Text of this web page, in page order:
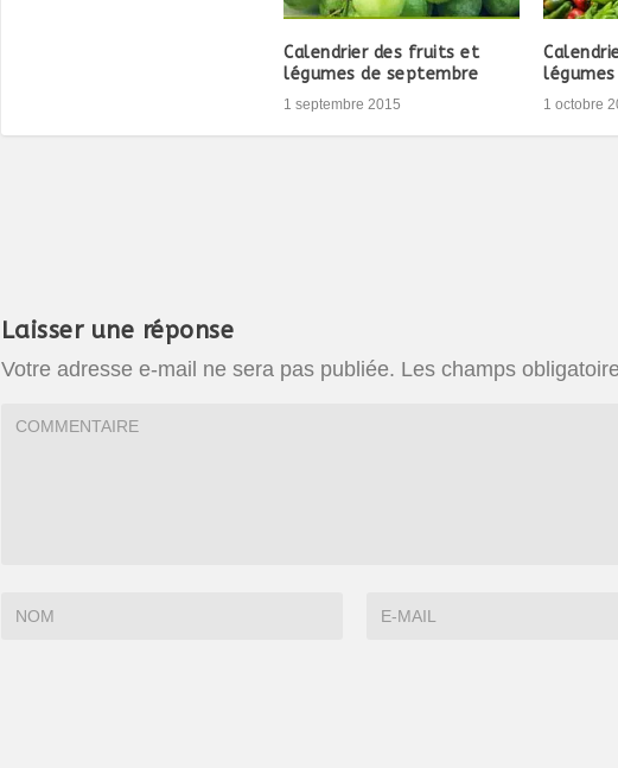
Calendrier des fruits et
légumes de septembre
1 septembre 2015 1 octobre
Laisser une réponse
Votre adresse e-mail ne sera pas publiée. Les champs